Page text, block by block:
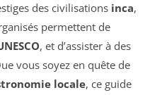
des civilisations inca,
permettent de
, et d’assister à des
vous soyez en quête de
locale, ce guide